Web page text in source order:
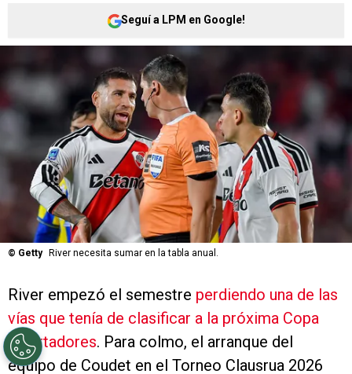
Seguí a LPM en Google!
© Getty River necesita sumar en la tabla anual.
River empezó el semestre perdiendo una de las
vías que tenía de clasificar a la próxima Copa
Libertadores. Para colmo, el arranque del
equipo de Coudet en el Torneo Clausrua 2026